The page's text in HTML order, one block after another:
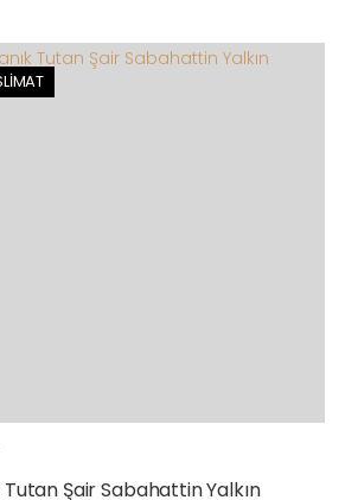
Tutan Şair Sabahattin Yalkın